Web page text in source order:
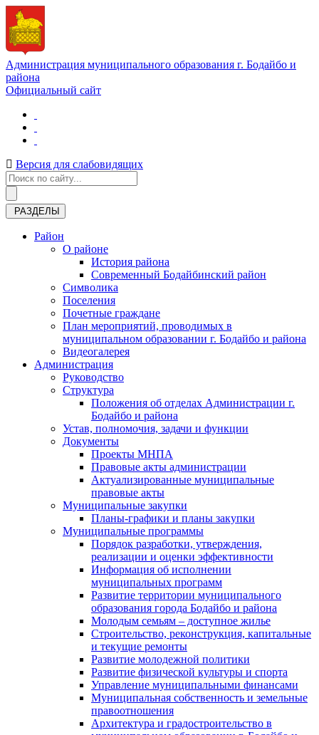
Администрация муниципального образования г. Бодайбо и
района
Официальный сайт
Версия для слабовидящих
РАЗДЕЛЫ
Район
О районе
История района
Современный Бодайбинский район
Символика
Поселения
Почетные граждане
План мероприятий, проводимых в
муниципальном образовании г. Бодайбо и района
Видеогалерея
Администрация
Руководство
Структура
Положения об отделах Администрации г.
Бодайбо и района
Устав, полномочия, задачи и функции
Документы
Проекты МНПА
Правовые акты администрации
Актуализированные муниципальные
правовые акты
Муниципальные закупки
Планы-графики и планы закупки
Муниципальные программы
Порядок разработки, утверждения,
реализации и оценки эффективности
Информация об исполнении
муниципальных программ
Развитие территории муниципального
образования города Бодайбо и района
Молодым семьям – доступное жилье
Строительство, реконструкция, капитальные
и текущие ремонты
Развитие молодежной политики
Развитие физической культуры и спорта
Управление муниципальными финансами
Муниципальная собственность и земельные
правоотношения
Архитектура и градостроительство в